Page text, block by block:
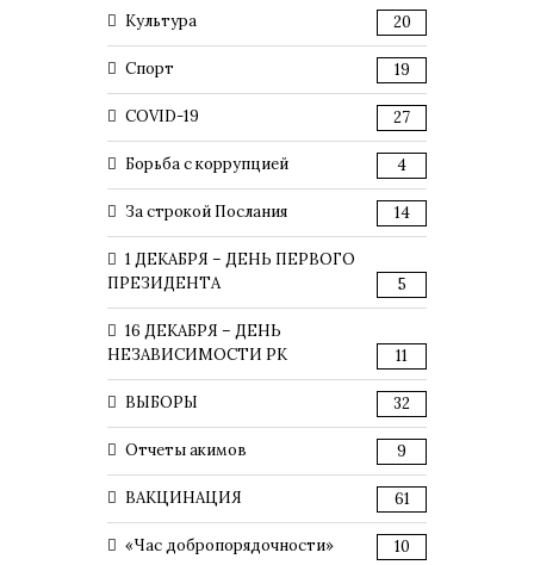
Культура 20
Спорт 19
COVID-19 27
Борьба с коррупцией 4
За строкой Послания 14
1 ДЕКАБРЯ – ДЕНЬ ПЕРВОГО
ПРЕЗИДЕНТА
5
16 ДЕКАБРЯ – ДЕНЬ
НЕЗАВИСИМОСТИ РК
11
ВЫБОРЫ 32
Отчеты акимов 9
ВАКЦИНАЦИЯ 61
«Час добропорядочности» 10